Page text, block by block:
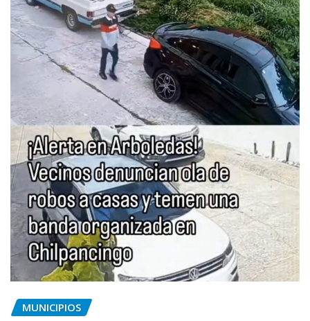
MUNICIPIOS